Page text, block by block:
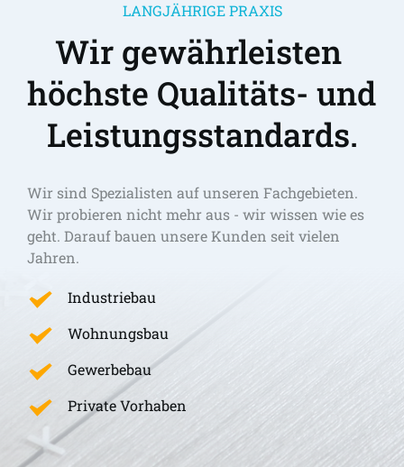
LANGJÄHRIGE PRAXIS
Wir gewährleisten
höchste Qualitäts- und
Leistungsstandards.
Wir sind Spezialisten auf unseren Fachgebieten.
Wir probieren nicht mehr aus - wir wissen wie es
geht. Darauf bauen unsere Kunden seit vielen
Jahren.
Industriebau
Wohnungsbau
Gewerbebau
Private Vorhaben